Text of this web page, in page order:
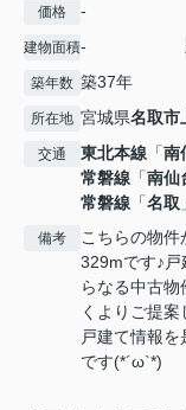
価格 -
建物面積-
築年数 築37年
所在地 宮城県名取市
交通 東北本線 「南
常磐線 「南仙
常磐線 「名取
備考
こちらの物
329mです♪
らなる中古
くよりご提
戸建て情報
です(*´ω`*)